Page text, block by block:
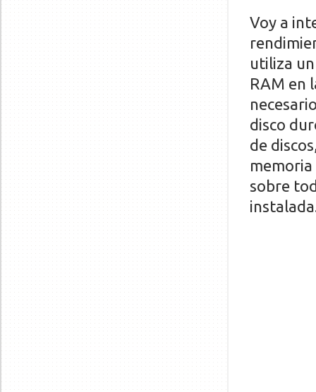
Voy a
utiliza
RAM en
disco
de
memoria
sobre